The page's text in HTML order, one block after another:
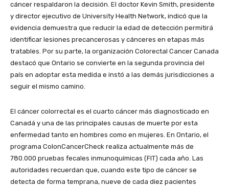
cáncer respaldaron la decisión. El doctor Kevin Smith, presidente
y director ejecutivo de University Health Network, indicó que la
evidencia demuestra que reducir la edad de detección permitirá
identificar lesiones precancerosas y cánceres en etapas más
tratables. Por su parte, la organización Colorectal Cancer Canada
destacó que Ontario se convierte en la segunda provincia del
país en adoptar esta medida e instó a las demás jurisdicciones a
seguir el mismo camino.
El cáncer colorrectal es el cuarto cáncer más diagnosticado en
Canadá y una de las principales causas de muerte por esta
enfermedad tanto en hombres como en mujeres. En Ontario, el
programa ColonCancerCheck realiza actualmente más de
780.000 pruebas fecales inmunoquímicas (FIT) cada año. Las
autoridades recuerdan que, cuando este tipo de cáncer se
detecta de forma temprana, nueve de cada diez pacientes